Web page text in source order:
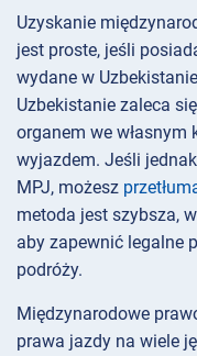
Uzyskanie
jest proste, jeśli
wydane w
Uzbekistanie zaleca
organem we własnym
wyjazdem. Jeśli
MPJ, możesz
metoda jest szybsza,
aby zapewnić legalne
podróży.
Międzynarodowe
prawa jazdy na wiele